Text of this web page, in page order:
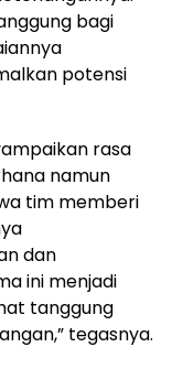
bagi
potensi
rasa
namun
tim memberi
dan
ini menjadi
tanggung
tegasnya.